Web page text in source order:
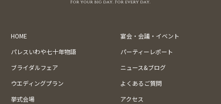
HOME
宴会・会議・イベント
パレスいわや七十年物語
パーティーレポート
ブライダルフェア
ニュース&ブログ
ウエディングプラン
よくあるご質問
挙式会場
アクセス